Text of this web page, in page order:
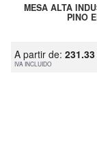
MESA ALTA
PINO
A partir de:
IVA INCLUIDO